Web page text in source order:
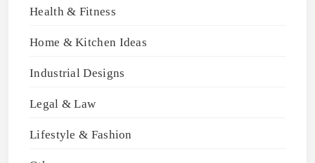
Health & Fitness
Home & Kitchen Ideas
Industrial Designs
Legal & Law
Lifestyle & Fashion